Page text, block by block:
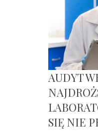
AUDYT
SIĘ NIE